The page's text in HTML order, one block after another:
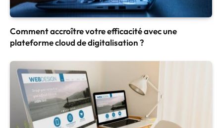
Comment accroître votre efficacité avec une
plateforme cloud de digitalisation ?